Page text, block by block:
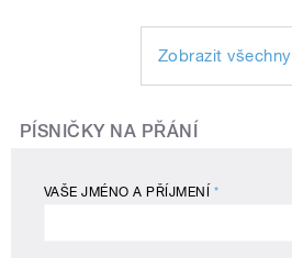
Zobrazit všechny
PÍSNIČKY NA PŘÁNÍ
VAŠE JMÉNO A PŘÍJMENÍ *